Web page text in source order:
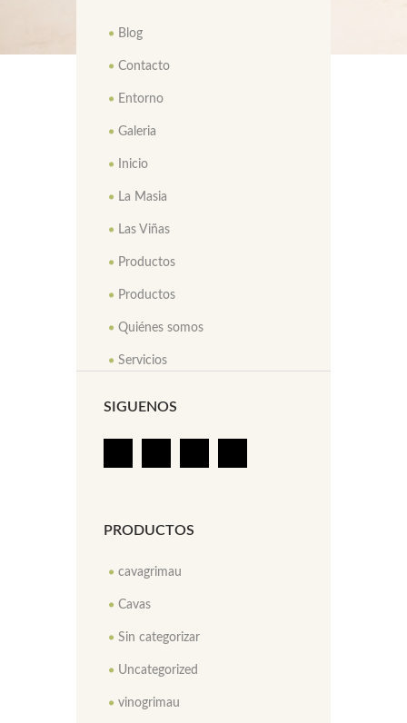
Blog
Contacto
Entorno
Galeria
Inicio
La Masia
Las Viñas
Productos
Productos
Quiénes somos
Servicios
SIGUENOS
PRODUCTOS
cavagrimau
Cavas
Sin categorizar
Uncategorized
vinogrimau